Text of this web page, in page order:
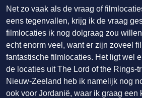
Net zo vaak als de vraag of
eens tegenvallen, krijg ik de vraag
filmlocaties ik nog dolgraag zou
echt enorm veel, want er zijn zoveel
fantastische filmlocaties. Het ligt wel
de locaties uit The Lord of the Rings-
Nieuw-Zeeland heb ik namelijk nog
ook voor Jordanië, waar ik graag een